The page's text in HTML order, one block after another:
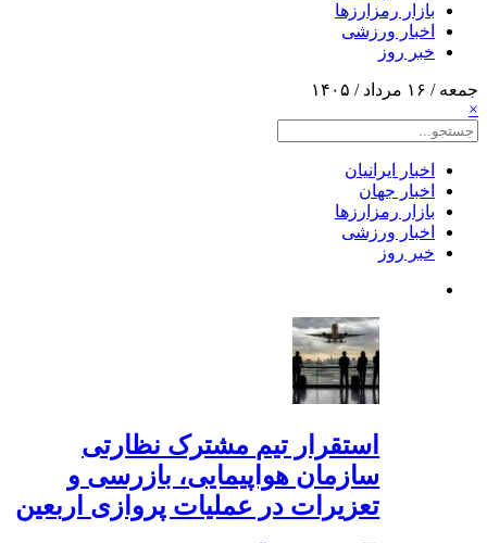
بازار رمزارزها
اخبار ورزشی
خبر روز
جمعه / ۱۶ مرداد / ۱۴۰۵
×
اخبار ایرانیان
اخبار جهان
بازار رمزارزها
اخبار ورزشی
خبر روز
استقرار تیم مشترک نظارتی
سازمان هواپیمایی، بازرسی و
تعزیرات در عملیات پروازی اربعین